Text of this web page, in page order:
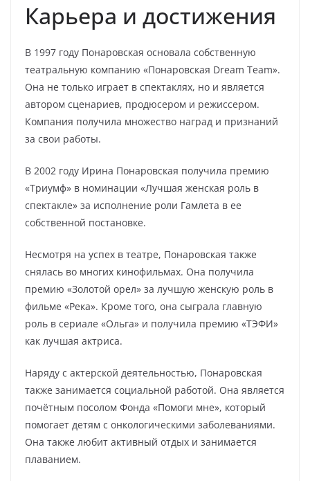
Карьера и достижения
В 1997 году Понаровская основала собственную
театральную компанию «Понаровская Dream Team».
Она не только играет в спектаклях, но и является
автором сценариев, продюсером и режиссером.
Компания получила множество наград и признаний
за свои работы.
В 2002 году Ирина Понаровская получила премию
«Триумф» в номинации «Лучшая женская роль в
спектакле» за исполнение роли Гамлета в ее
собственной постановке.
Несмотря на успех в театре, Понаровская также
снялась во многих кинофильмах. Она получила
премию «Золотой орел» за лучшую женскую роль в
фильме «Река». Кроме того, она сыграла главную
роль в сериале «Ольга» и получила премию «ТЭФИ»
как лучшая актриса.
Наряду с актерской деятельностью, Понаровская
также занимается социальной работой. Она является
почётным посолом Фонда «Помоги мне», который
помогает детям с онкологическими заболеваниями.
Она также любит активный отдых и занимается
плаванием.